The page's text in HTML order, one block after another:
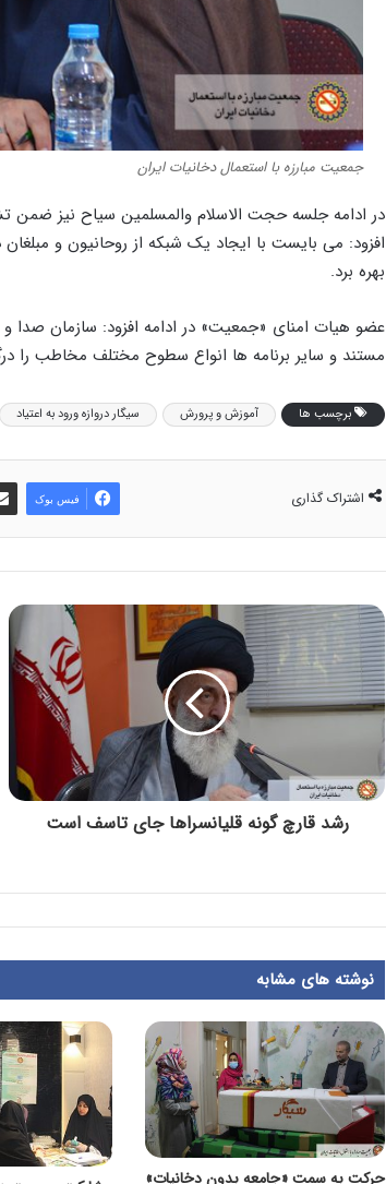
جمعیت مبارزه با استعمال دخانیات ایران
در ادامه جلسه حجت الاسلام والمسلمین سیاح نیز ضمن
افزود: می بایست با ایجاد یک شبکه از روحانیون و
بهره برد.
عضو هیات امنای «جمعیت» در ادامه افزود: سازمان صدا و
مستند و سایر برنامه ها انواع سطوح مختلف مخاطب را
برچسب ها آموزش و پرورش سیگار دروازه ورود به اعتیاد
اشتراک گذاری فیس بوک
رشد قارچ گونه قلیانسراها جای تاسف است
نوشته های مشابه
حرکت به سمت «جامعه بدون دخانیات»